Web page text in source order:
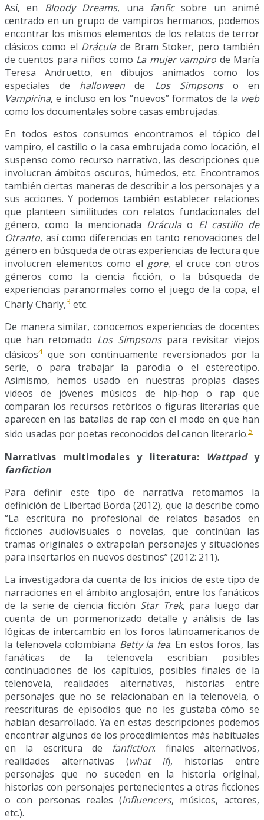
Así, en Bloody Dreams, una fanficsobre un animé
centrado en un grupo de vampiros hermanos, podemos
encontrar los mismos elementos de los relatos de terror
clásicos como el Drácula de Bram Stoker, pero también
de cuentos para niños como La mujer vampiro de María
Teresa Andruetto, en dibujos animados como los
especiales de halloween de Los Simpsonso en
Vampirina, e incluso en los “nuevos” formatos de la web
como los documentales sobre casas embrujadas.
En todos estos consumos encontramos el tópico del
vampiro, el castillo o la casa embrujada como locación, el
suspenso como recurso narrativo, las descripciones que
involucran ámbitos oscuros, húmedos, etc. Encontramos
también ciertas maneras de describir a los personajes y a
sus acciones. Y podemos también establecer relaciones
que planteen similitudes con relatos fundacionales del
género, como la mencionada Drácula o El castillo de
Otranto, así como diferencias en tanto renovaciones del
género en búsqueda de otras experiencias de lectura que
involucren elementos como el gore, el cruce con otros
géneros como la ciencia ficción, o la búsqueda de
experiencias paranormales como el juego de la copa, el
Charly Charly,3 etc.
De manera similar, conocemos experiencias de docentes
que han retomado Los Simpsonspara revisitar viejos
clásicos4 que son continuamente reversionados por la
serie, o para trabajar la parodia o el estereotipo.
Asimismo, hemos usado en nuestras propias clases
videos de jóvenes músicos de hip-hop o rap que
comparan los recursos retóricos o figuras literarias que
aparecen en las batallas de rap con el modo en que han
sido usadas por poetas reconocidos del canon literario.5
Narrativas multimodales y literatura: Wattpady
fanfiction
Para definir este tipo de narrativa retomamos la
definición de Libertad Borda (2012), que la describe como
“La escritura no profesional de relatos basados en
ficciones audiovisuales o novelas, que continúan las
tramas originales o extrapolan personajes y situaciones
para insertarlos en nuevos destinos” (2012: 211).
La investigadora da cuenta de los inicios de este tipo de
narraciones en el ámbito anglosajón, entre los fanáticos
de la serie de ciencia ficción Star Trek, para luego dar
cuenta de un pormenorizado detalle y análisis de las
lógicas de intercambio en los foros latinoamericanos de
la telenovela colombiana Betty la fea. En estos foros, las
fanáticas de la telenovela escribían posibles
continuaciones de los capítulos, posibles finales de la
telenovela, realidades alternativas, historias entre
personajes que no se relacionaban en la telenovela, o
reescrituras de episodios que no les gustaba cómo se
habían desarrollado. Ya en estas descripciones podemos
encontrar algunos de los procedimientos más habituales
en la escritura de fanfiction: finales alternativos,
realidades alternativas (what if), historias entre
personajes que no suceden en la historia original,
historias con personajes pertenecientes a otras ficciones
o con personas reales (influencers, músicos, actores,
etc.).